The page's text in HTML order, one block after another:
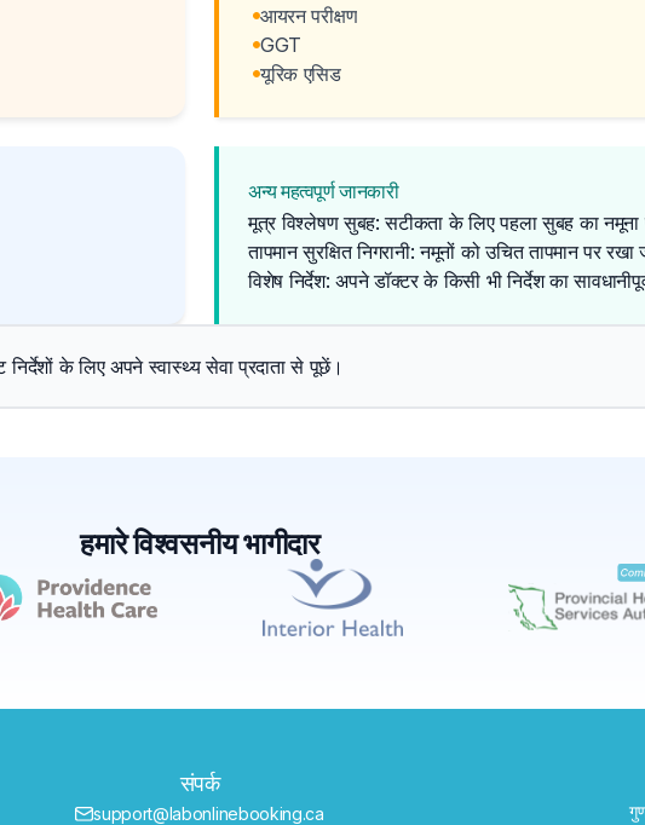
आयरन परीक्षण
GGT
यूरिक एसिड
अन्य महत्वपूर्ण जानकारी
मूत्र विश्लेषण सुबह: सटीकता के लिए पहला सुबह का नमूना
तापमान सुरक्षित निगरानी: नमूनों को उचित तापमान पर रखा
विशेष निर्देश: अपने डॉक्टर के किसी भी निर्देश का
के लिए अपने स्वास्थ्य सेवा प्रदाता से पूछें।
हमारे विश्वसनीय भागीदार
संपर्क
support@labonlinebooking.ca